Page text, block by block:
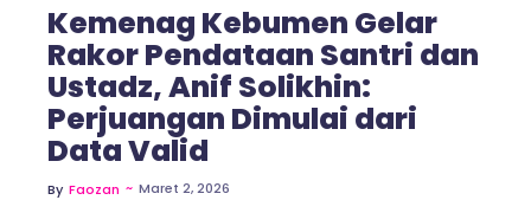
Kemenag Kebumen Gelar
Rakor Pendataan Santri dan
Ustadz, Anif Solikhin:
Perjuangan Dimulai dari
Data Valid
By Faozan ~ Maret 2, 2026